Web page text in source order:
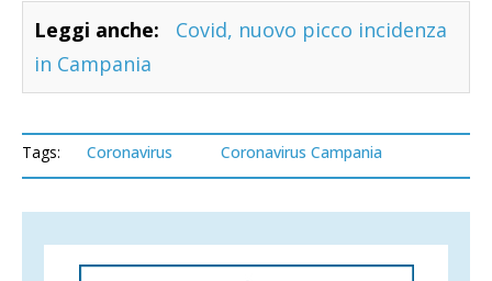
Leggi anche:
Covid, nuovo picco incidenza
in Campania
Tags: Coronavirus Coronavirus Campania